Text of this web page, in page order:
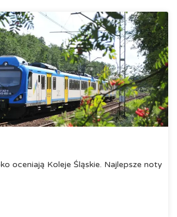
oceniają Koleje Śląskie. Najlepsze noty